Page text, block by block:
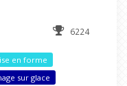
6224
en forme
sur glace